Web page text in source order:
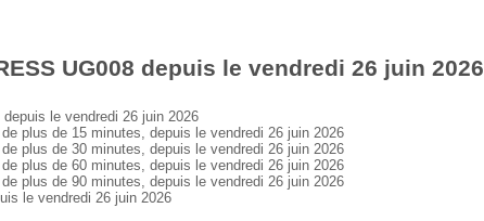
UG008 depuis le vendredi 26 juin 2026
le vendredi 26 juin 2026
plus de 15 minutes, depuis le vendredi 26 juin 2026
plus de 30 minutes, depuis le vendredi 26 juin 2026
plus de 60 minutes, depuis le vendredi 26 juin 2026
plus de 90 minutes, depuis le vendredi 26 juin 2026
le vendredi 26 juin 2026